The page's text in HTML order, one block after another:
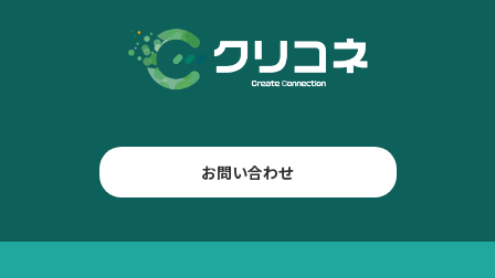
お問い合わせ